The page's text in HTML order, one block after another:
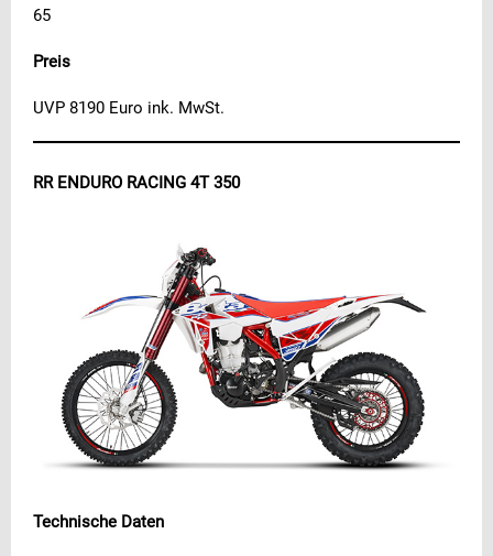
65
Preis
UVP 8190 Euro ink. MwSt.
RR ENDURO RACING 4T 350
Technische Daten